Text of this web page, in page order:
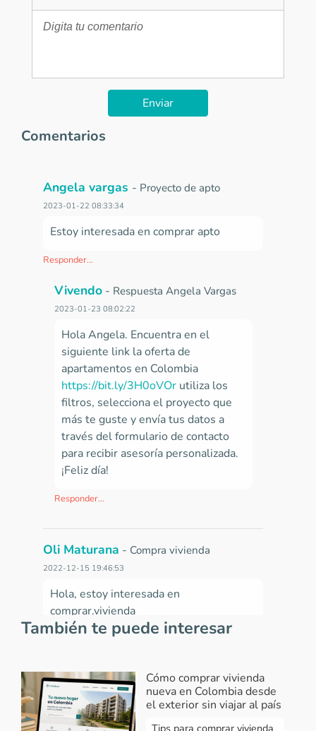
Enviar
Comentarios
Angela vargas - Proyecto de apto
2023-01-22 08:33:34
Estoy interesada en comprar apto
Responder...
Vivendo - Respuesta Angela Vargas
2023-01-23 08:02:22
Hola Angela. Encuentra en el
siguiente link la oferta de
apartamentos en Colombia
https://bit.ly/3H0oVOr utiliza los
filtros, selecciona el proyecto que
más te guste yenvía tus datos a
través del formulario de contacto
para recibir asesoría personalizada.
¡Feliz día!
Responder...
Oli Maturana - Compra vivienda
2022-12-15 19:46:53
Hola, estoy interesada en
comprar.vivienda
Vivendo-Respuesta Oli Maturana
2022-12-16 07:59:20
¡Hola Oli! Conoce los proyectos de
También te puede interesar
Cómo comprar vivienda
nueva en Colombia desde
el exterior sin viajar al país
Tips para comprar vivienda